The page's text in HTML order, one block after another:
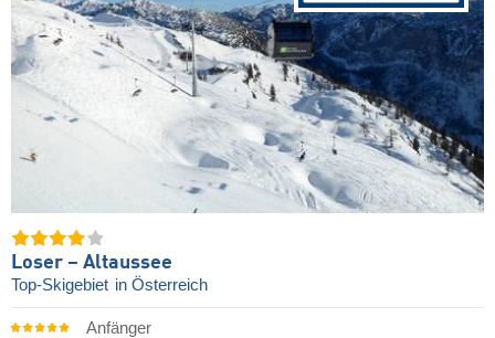
Loser – Altaussee
Top-Skigebiet in Österreich
Anfänger